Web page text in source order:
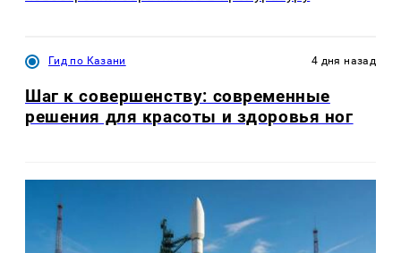
Гид по Казани 4 дня назад
Шаг к совершенству: современные
решения для красоты и здоровья ног